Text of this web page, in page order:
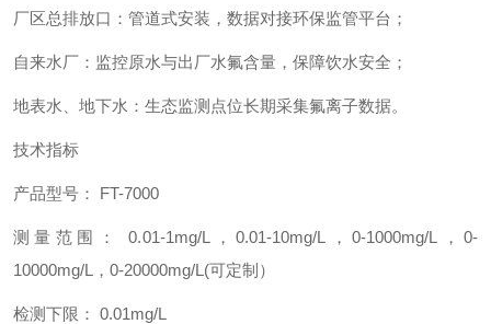
厂区总排放口：管道式安装，数据对接环保监管平台；
自来水厂：监控原水与出厂水氟含量，保障饮水安全；
地表水、地下水：生态监测点位长期采集氟离子数据。
技术指标
产品型号： FT-7000
测量范围： 0.01-1mg/L，0.01-10mg/L，0-1000mg/L，0-
10000mg/L，0-20000mg/L(可定制）
检测下限： 0.01mg/L